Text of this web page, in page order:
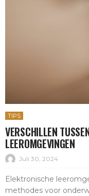
TIPS
VERSCHILLEN
LEEROMGEVINGEN
Juli 30, 2024
Elektronische
methodes voor